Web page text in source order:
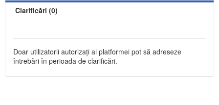
Clarificări (0)
Doar utilizatorii autorizați ai platformei pot să adreseze
întrebări în perioada de clarificări.